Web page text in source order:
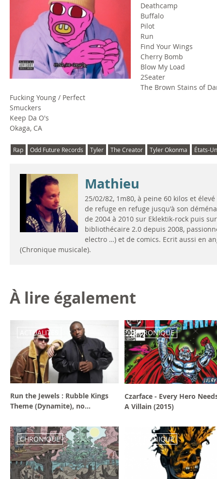
Deathcamp
Buffalo
Pilot
Run
Find Your Wings
Cherry Bomb
Blow My Load
2Seater
The Brown Stains of
Fucking Young / Perfect
Smuckers
Keep Da O's
Okaga, CA
Rap Odd Future Records Tyler The Creator Tyler Okonma États-
Mathieu
25/02/82, 1m80, à peine 60 kilos et
de refuge en refuge jusqu'à son
de 2004 à 2010 sur Eklektik-rock puis
bibliothécaire 2.0 depuis 2008,
electro …) et de comics. Ecrit aussi en
(Chronique musicale).
À lire également
ACTUALITÉS
Run the Jewels : Rubble Kings
Theme (Dynamite), no...
CHRONIQUE
Czarface - Every Hero
A Villain (2015)
CHRONIQUE CHRONIQUE